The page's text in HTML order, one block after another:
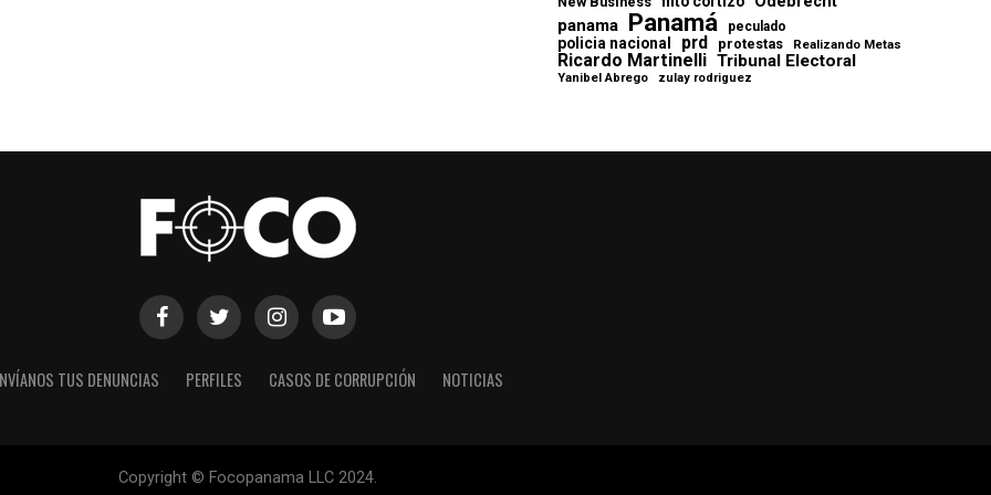
panama Panamá peculado
policia nacional prd protestas Realizando Metas
Ricardo Martinelli Tribunal Electoral
Yanibel Abrego zulay rodriguez
TUS DENUNCIAS PERFILES CASOS DE CORRUPCIÓN NOTICIAS
Copyright © Focopanama LLC 2024.